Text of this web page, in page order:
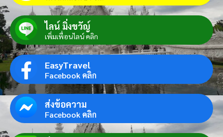
ไลน์ มิ่งขวัญ์
เพิ่มเพื่อนไลน์ คลิก
EasyTravel
Facebook คลิก
ส่งข้อความ
Facebook คลิก